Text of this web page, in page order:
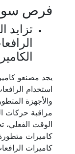
فرص سوق
تزايد
يجد مصنعو
استخدام
والأجهزة
مراقبة حركات
الوقت الفعلي،
كاميرات
كاميرات